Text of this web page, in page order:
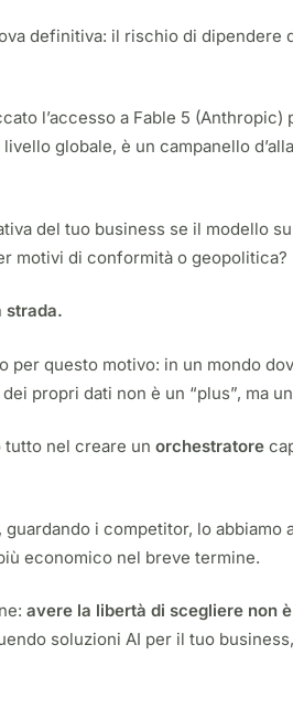
definitiva: il rischio di
l’accesso a Fable 5
globale, è un campanello
del tuo business se il modello
motivi di conformità o geopolitica?
strada.
per questo motivo: in un mondo
propri dati non è un “plus”, ma
tutto nel creare un orchestratore
i competitor, lo abbiamo
economico nel breve termine.
avere la libertà di scegliere non
soluzioni AI per il tuo